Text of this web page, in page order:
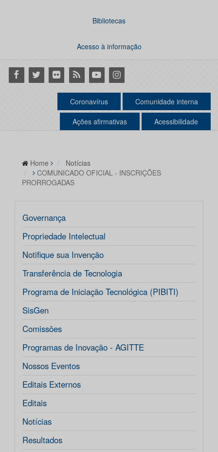
Bibliotecas
Acesso à informação
Facebook
Twitter Flickr RSS YoutubeInstagram
Coronavírus Comunidade interna
Ações afirmativas Acessibilidade
Home
Notícias
COMUNICADO OFICIAL - INSCRIÇÕES
PRORROGADAS
Governança
Propriedade Intelectual
Notifique sua Invenção
Transferência de Tecnologia
Programa de Iniciação Tecnológica (PIBITI)
SisGen
Comissões
Programas de Inovação - AGITTE
Nossos Eventos
Editais Externos
Editais
Notícias
Resultados